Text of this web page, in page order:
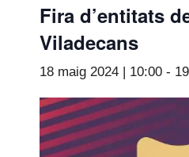
Fira d’entitats
Viladecans
18 maig 2024 | 10:00 -